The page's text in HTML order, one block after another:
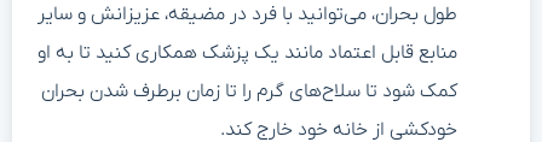
طول بحران، می‌توانید با فرد در مضیقه، عزیزانش و سایر
منابع قابل اعتماد مانند یک پزشک همکاری کنید تا به او
کمک شود تا سلاح‌های گرم را تا زمان برطرف شدن بحران
خودکشی از خانه خود خارج کند.